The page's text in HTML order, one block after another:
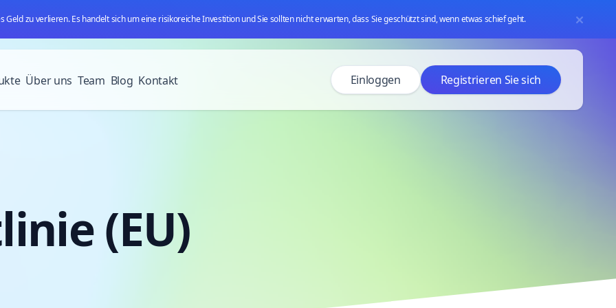
zu verlieren. Es handelt sich um eine risikoreiche Investition und Sie sollten nicht erwarten, dass Sie geschützt sind, wenn etwas schief geht.
Über uns Team Blog Kontakt Einloggen Registrieren Sie sich
(EU)